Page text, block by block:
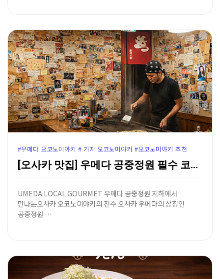
#우메다 오코노미야키 # 기지 오코노미야키 #오코노미야키 추천
[오사카 맛집] 우메다 공중정원 필수 코스 '오코노미야…
UMEDA LOCAL GOURMET 우메다 공중정원 지하에서
만나는오사카 오코노미야키의 진수 오사카 우메다의 상징인
공중정원 …